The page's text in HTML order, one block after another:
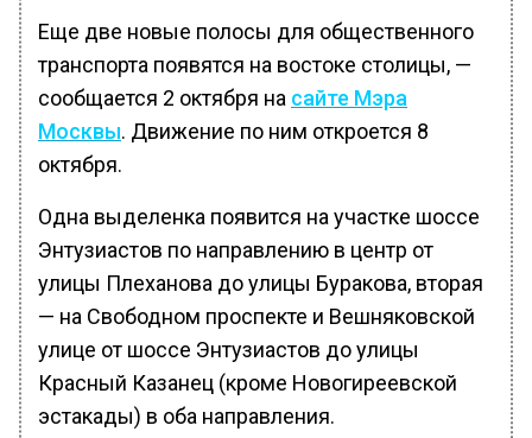
Еще две новые полосы для общественного
транспорта появятся на востоке столицы, —
сообщается 2 октября на сайте Мэра
Москвы. Движение по ним откроется 8
октября.
Одна выделенка появится на участке шоссе
Энтузиастов по направлению в центр от
улицы Плеханова до улицы Буракова, вторая
— на Свободном проспекте и Вешняковской
улице от шоссе Энтузиастов до улицы
Красный Казанец (кроме Новогиреевской
эстакады) в оба направления.